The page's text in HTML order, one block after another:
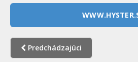
Predchádzajúci